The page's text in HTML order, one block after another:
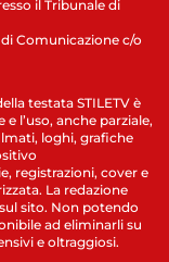
il Tribunale di
Comunicazione c/o
testata STILETV è
l’uso, anche parziale,
loghi, grafiche
registrazioni, cover e
La redazione
sito. Non potendo
ad eliminarli su
e oltraggiosi.